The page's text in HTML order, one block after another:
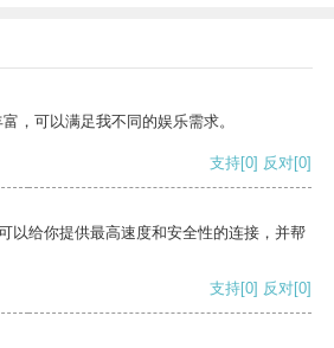
，可以满足我不同的娱乐需求。
支持[0] 反对[0]
以给你提供最高速度和安全性的连接，并帮
支持[0] 反对[0]